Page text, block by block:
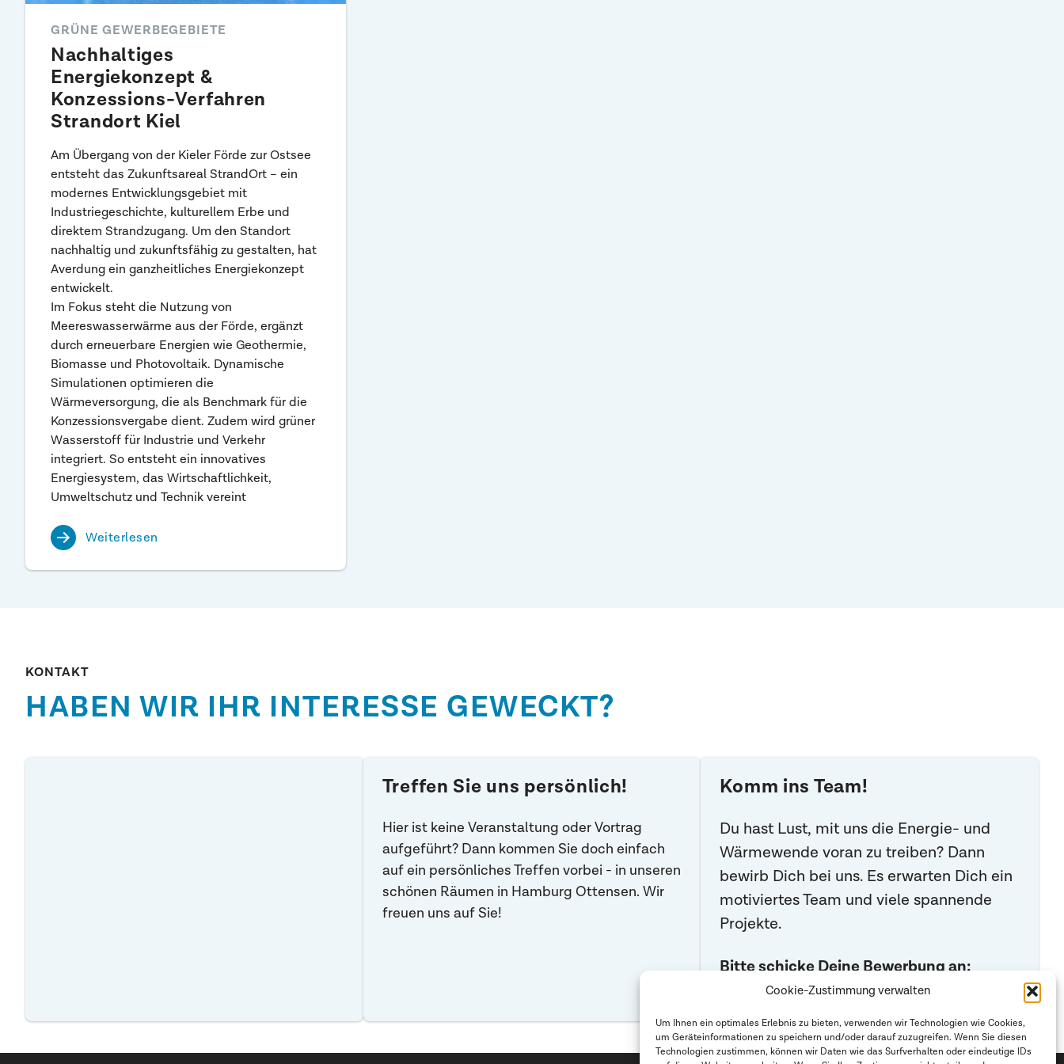
Cookie-Zustimmung verwalten
Um Ihnen ein optimales Erlebnis zu bieten, verwenden wir Technologien wie Cookies,
um Geräteinformationen zu speichern und/oder darauf zuzugreifen. Wenn Sie diesen
Technologien zustimmen, können wir Daten wie das Surfverhalten oder eindeutige IDs
GRÜNE GEWERBEGEBIETE
Nachhaltiges
Energiekonzept &
Konzessions-Verfahren
Strandort Kiel
Am Übergang von der Kieler Förde zur Ostsee
entsteht das Zukunftsareal StrandOrt – ein
modernes Entwicklungsgebiet mit
Industriegeschichte, kulturellem Erbe und
direktem Strandzugang. Um den Standort
nachhaltig und zukunftsfähig zu gestalten, hat
Averdung ein ganzheitliches Energiekonzept
entwickelt.
Im Fokus steht die Nutzung von
Meereswasserwärme aus der Förde, ergänzt
durch erneuerbare Energien wie Geothermie,
Biomasse und Photovoltaik. Dynamische
Simulationen optimieren die
Wärmeversorgung, die als Benchmark für die
Konzessionsvergabe dient. Zudem wird grüner
Wasserstoff für Industrie und Verkehr
integriert. So entsteht ein innovatives
Energiesystem, das Wirtschaftlichkeit,
Umweltschutz und Technik vereint
Weiterlesen
KONTAKT
HABEN WIR IHR INTERESSE GEWECKT?
Treffen Sie uns persönlich!
Hier ist keine Veranstaltung oder Vortrag
aufgeführt? Dann kommen Sie doch einfach
auf ein persönliches Treffen vorbei - in unseren
schönen Räumen in Hamburg Ottensen. Wir
freuen uns auf Sie!
Komm ins Team!
Du hast Lust, mit uns die Energie- und
Wärmewende voran zu treiben? Dann
bewirb Dich bei uns. Es erwarten Dich ein
motiviertes Team und viele spannende
Projekte.
Bitte schicke Deine Bewerbung an:
Email: bewerbungen@averdung.de